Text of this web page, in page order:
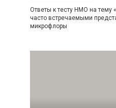
Ответы к тесту НМО на тему
часто встречаемыми
микрофлоры